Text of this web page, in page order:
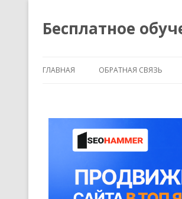
Бесплатное
ГЛАВНАЯ ОБРАТНАЯ СВЯЗЬ